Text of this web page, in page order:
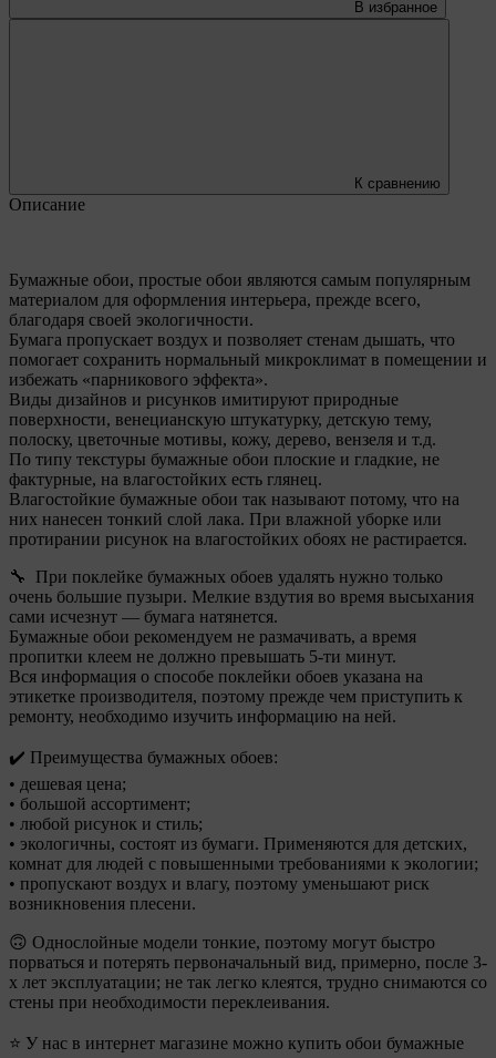
В избранное
К сравнению
Описание
Бумажные обои, простые обои являются самым популярным
материалом для оформления интерьера, прежде всего,
благодаря своей экологичности.
Бумага пропускает воздух и позволяет стенам дышать, что
помогает сохранить нормальный микроклимат в помещении и
избежать «парникового эффекта».
Виды дизайнов и рисунков имитируют природные
поверхности, венецианскую штукатурку, детскую тему,
полоску, цветочные мотивы, кожу, дерево, вензеля и т.д.
По типу текстуры бумажные обои плоские и гладкие, не
фактурные, на влагостойких есть глянец.
Влагостойкие бумажные обои так называют потому, что на
них нанесен тонкий слой лака. При влажной уборке или
протирании рисунок на влагостойких обоях не растирается.
🔧 При поклейке бумажных обоев удалять нужно только
очень большие пузыри. Мелкие вздутия во время высыхания
сами исчезнут — бумага натянется.
Бумажные обои рекомендуем не размачивать, а время
пропитки клеем не должно превышать 5-ти минут.
Вся информация о способе поклейки обоев указана на
этикетке производителя, поэтому прежде чем приступить к
ремонту, необходимо изучить информацию на ней.
✔️ Преимущества бумажных обоев:
• дешевая цена;
• большой ассортимент;
• любой рисунок и стиль;
• экологичны, состоят из бумаги. Применяются для детских,
комнат для людей с повышенными требованиями к экологии;
• пропускают воздух и влагу, поэтому уменьшают риск
возникновения плесени.
🙃 Однослойные модели тонкие, поэтому могут быстро
порваться и потерять первоначальный вид, примерно, после 3-
х лет эксплуатации; не так легко клеятся, трудно снимаются со
стены при необходимости переклеивания.
⭐ У нас в интернет магазине можно купить обои бумажные